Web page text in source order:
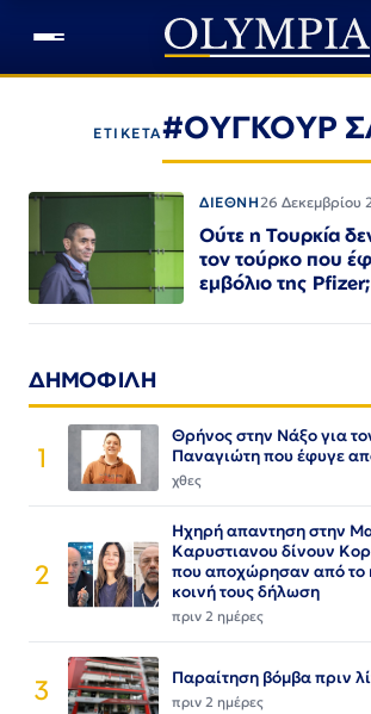
ΕΤΙΚΕΤΑ#ΟΥΓΚΟΥΡ
ΔΙΕΘΝΗ26 Δεκεμβρίου
Ούτε η Τουρκία
τον τούρκο που
εμβόλιο της Pfizer;
ΔΗΜΟΦΙΛΗ
1
Θρήνος στην Νάξο για
Παναγιώτη που έφυγε
χθες
2
Ηχηρή απαντηση στην
Καρυστιανου δίνουν
που αποχώρησαν από το
κοινή τους δήλωση
πριν 2 ημέρες
3 Παραίτηση βόμβα πριν
πριν 2 ημέρες